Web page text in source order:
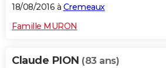
18/08/2016 à Cremeaux
Famille MURON
Claude PION (83 ans)